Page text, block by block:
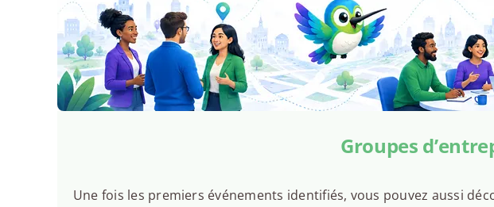
Groupes
Une fois les premiers événements identifiés, vous pouvez aussi